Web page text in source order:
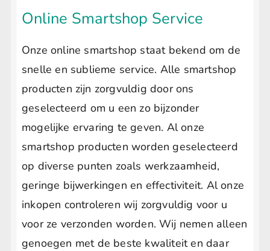
Online Smartshop Service
Onze online smartshop staat bekend om de
snelle en sublieme service. Alle smartshop
producten zijn zorgvuldig door ons
geselecteerd om u een zo bijzonder
mogelijke ervaring te geven. Al onze
smartshop producten worden geselecteerd
op diverse punten zoals werkzaamheid,
geringe bijwerkingen en effectiviteit. Al onze
inkopen controleren wij zorgvuldig voor u
voor ze verzonden worden. Wij nemen alleen
genoegen met de beste kwaliteit en daar